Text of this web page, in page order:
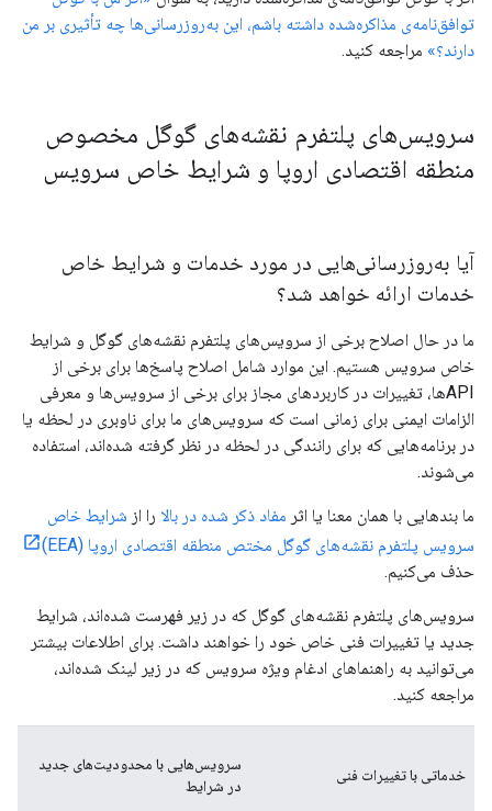
توافق‌نامه‌ی مذاکره‌شده داشته باشم، این به‌روزرسانی‌ها چه تأثیری بر من
دارند؟» مراجعه کنید.
سرویس‌های پلتفرم نقشه‌های گوگل مخصوص
منطقه اقتصادی اروپا و شرایط خاص سرویس
آیا به‌روزرسانی‌هایی در مورد خدمات و شرایط خاص
خدمات ارائه خواهد شد؟
ما در حال اصلاح برخی از سرویس‌های پلتفرم نقشه‌های گوگل و شرایط
خاص سرویس هستیم. این موارد شامل اصلاح پاسخ‌ها برای برخی از
APIها، تغییرات در کاربردهای مجاز برای برخی از سرویس‌ها و معرفی
الزامات ایمنی برای زمانی است که سرویس‌های ما برای ناوبری در لحظه یا
در برنامه‌هایی که برای رانندگی در لحظه در نظر گرفته شده‌اند، استفاده
می‌شوند.
ما بندهایی با همان معنا یا اثر مفاد ذکر شده در بالا را از شرایط خاص
سرویس پلتفرم نقشه‌های گوگل مختص منطقه اقتصادی اروپا (EEA)
حذف می‌کنیم.
سرویس‌های پلتفرم نقشه‌های گوگل که در زیر فهرست شده‌اند، شرایط
جدید یا تغییرات فنی خاص خود را خواهند داشت. برای اطلاعات بیشتر
می‌توانید به راهنماهای ادغام ویژه سرویس که در زیر لینک شده‌اند،
مراجعه کنید.
خدماتی با تغییرات فنی
سرویس‌هایی با محدودیت‌های جدید
در شرایط